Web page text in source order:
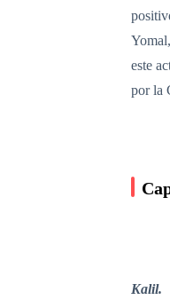
este
por la
Kalil.